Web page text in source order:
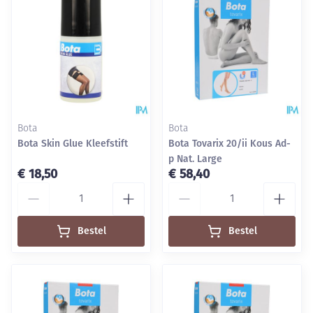
Bota
Bota Skin Glue Kleefstift
€ 18,50
Bestel
Bota
Bota Tovarix 20/ii Kous Ad-
p Nat. Large
€ 58,40
Bestel